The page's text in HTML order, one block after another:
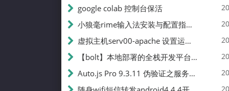
google colab 控制台保活
小狼毫rime输入法安装与配置指南：从基础到高级自定义
虚拟主机serv00-apache 设置运行目录
【bolt】本地部署的全栈开发平台，支持本地及众多API，本地一键生成应用，部署教程
Auto.js Pro 9.3.11 伪验证之服务器接口 Nginx 版
231k
总字数
👥